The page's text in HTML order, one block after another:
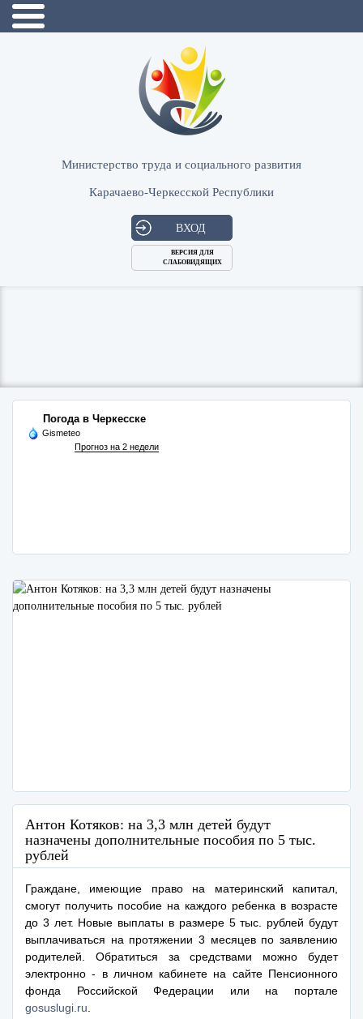
Министерство труда и социального развития
Карачаево-Черкесской Республики
ВХОД
ВЕРСИЯ ДЛЯ
СЛАБОВИДЯЩИХ
Погода в Черкесске
Gismeteo
Прогноз на 2 недели
Антон Котяков: на 3,3 млн детей будут
назначены дополнительные пособия по 5 тыс.
рублей
Граждане, имеющие право на материнский капитал,
смогут получить пособие на каждого ребенка в возрасте
до 3 лет. Новые выплаты в размере 5 тыс. рублей будут
выплачиваться на протяжении 3 месяцев по заявлению
родителей. Обратиться за средствами можно будет
электронно - в личном кабинете на сайте Пенсионного
фонда Российской Федерации или на портале
gosuslugi.ru